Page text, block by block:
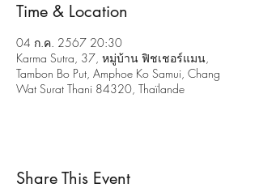
Time & Location
04 ก.ค. 2567 20:30
Karma Sutra, 37, หมู่บ้าน ฟิชเชอร์แมน,
Tambon Bo Put, Amphoe Ko Samui, Chang
Wat Surat Thani 84320, Thaïlande
Share This Event